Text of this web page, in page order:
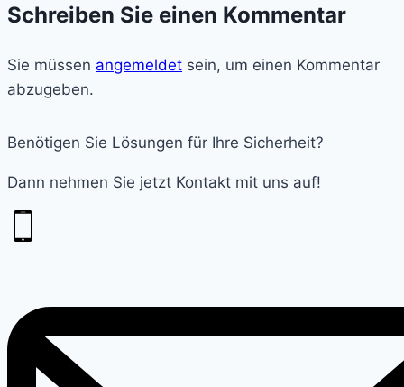
Schreiben Sie einen Kommentar
Sie müssen angemeldet sein, um einen Kommentar
abzugeben.
Benötigen Sie Lösungen für Ihre Sicherheit?
Dann nehmen Sie jetzt Kontakt mit uns auf!